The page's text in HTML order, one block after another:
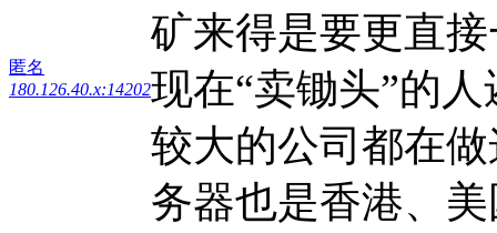
匿名
180.126.40.x:14202
矿来得是要更直
现在“卖锄头”的
较大的公司都在
务器也是香港、